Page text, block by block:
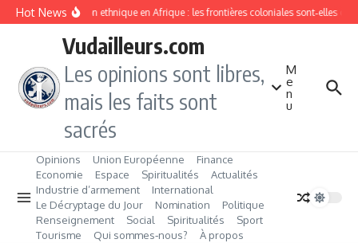
Aller au contenu
Hot NewsDivision ethnique en Afrique : les frontières coloniales sont‑elles
Vudailleurs.com
Les opinions sont libres,
mais les faits sont
sacrés
M
e
n
u
Opinions Union Européenne
Finance
Economie
Espace Spiritualités
Actualités
Industrie d’armement
International
Le Décryptage du Jour
Nomination
Politique
Renseignement
Social Spiritualités
Sport
Tourisme
Qui sommes‑nous? À propos